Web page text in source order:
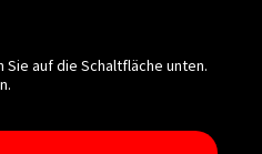
auf die Schaltfläche unten.